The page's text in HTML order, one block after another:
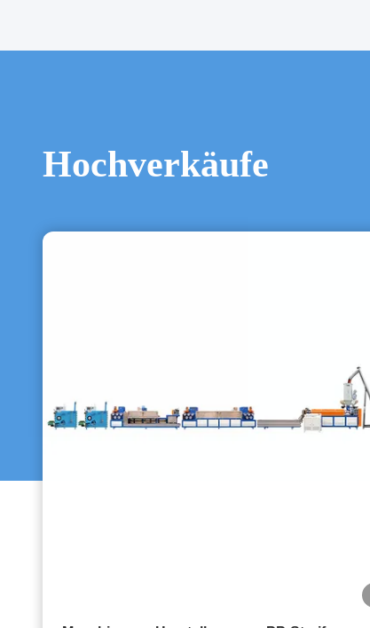
Hochverkäufe